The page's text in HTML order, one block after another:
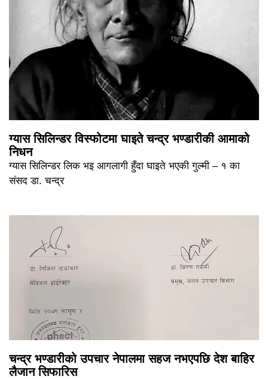
ग्यास सिलिन्डर विस्फोटमा घाइते चन्द्र भण्डारीकी आमाको
निधन
ग्यास सिलिन्डर लिक भइ आगलागी हुँदा घाइते भएकी गुल्मी – १ का
संसद डा. चन्द्र
चन्द्र भण्डारीको उपचार नेपालमा सहज नभएपछि देश बाहिर
लैजान सिफारिस